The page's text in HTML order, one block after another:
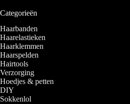
Categorieën
Haarbanden
Haarelastieken
Haarklemmen
Haarspelden
Hairtools
Verzorging
Hoedjes & petten
DIY
Sokkenlol